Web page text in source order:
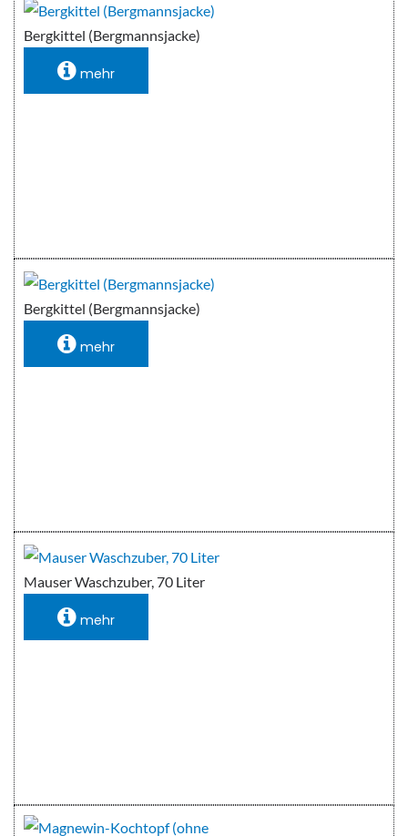
Bergkittel (Bergmannsjacke)
mehr
Bergkittel (Bergmannsjacke)
mehr
Mauser Waschzuber, 70 Liter
mehr